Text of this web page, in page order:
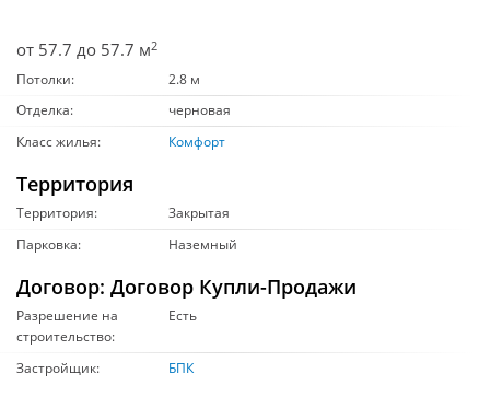
от 57.7 до 57.7 м2
Потолки:
2.8 м
Отделка:
черновая
Класс жилья:
Комфорт
Территория
Территория:
Закрытая
Парковка:
Наземный
Договор: Договор Купли-Продажи
Разрешение на
строительство:
Есть
Застройщик: БПК